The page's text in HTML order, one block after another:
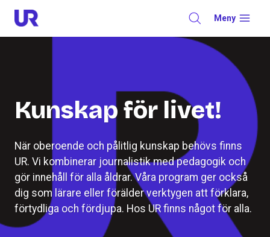
Skip
content
Meny
Kunskap för livet!
När oberoende och pålitlig kunskap behövs finns
UR. Vi kombinerar journalistik med pedagogik och
gör innehåll för alla åldrar. Våra program ger också
dig som lärare eller förälder verktygen att förklara,
förtydliga och fördjupa. Hos UR finns något för alla.